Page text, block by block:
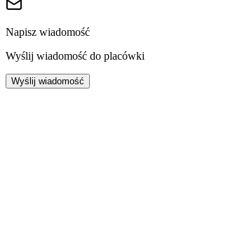
Napisz wiadomość
Wyślij wiadomość do placówki
Wyślij wiadomość